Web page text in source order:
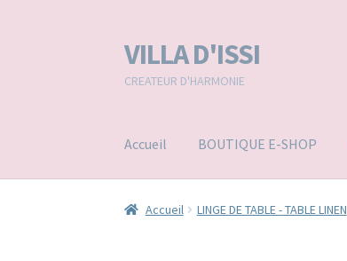
Aller
à
la
Aller
au
contenu
VILLA D'ISSI
CREATEUR D'HARMONIE
Accueil BOUTIQUE E-SHOP
Accueil LINGE DE TABLE - TABLE LINEN